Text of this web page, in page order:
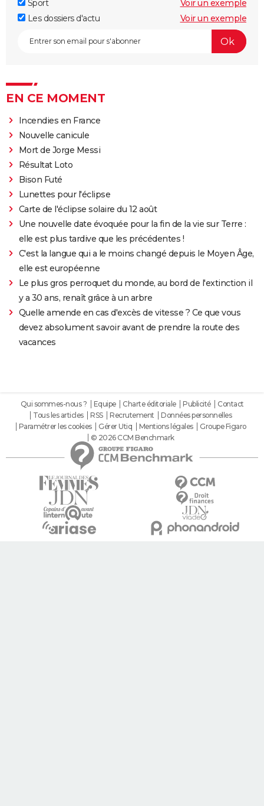
Sport
Voir un exemple
Les dossiers d'actu
Voir un exemple
EN CE MOMENT
Incendies en France
Nouvelle canicule
Mort de Jorge Messi
Résultat Loto
Bison Futé
Lunettes pour l'éclipse
Carte de l'éclipse solaire du 12 août
Une nouvelle date évoquée pour la fin de la vie sur Terre :
elle est plus tardive que les précédentes !
C'est la langue qui a le moins changé depuis le Moyen Âge,
elle est européenne
Le plus gros perroquet du monde, au bord de l'extinction il
y a 30 ans, renaît grâce à un arbre
Quelle amende en cas d'excès de vitesse ? Ce que vous
devez absolument savoir avant de prendre la route des
vacances
Qui sommes-nous ? Equipe Charte éditoriale Publicité
Contact
Tous les articles
RSS Recrutement
Données personnelles
Paramétrer les cookies
Gérer Utiq Mentions légales
Groupe Figaro
© 2026 CCM Benchmark